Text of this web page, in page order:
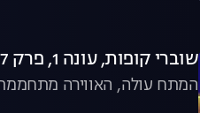
שוברי קופות, עונה 1, פרק 7: מלחמת הקופות ממשיכה!
המתח עולה, האווירה